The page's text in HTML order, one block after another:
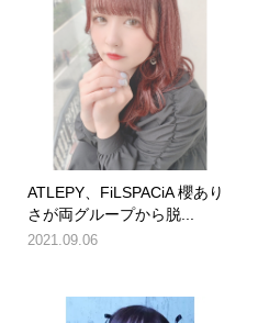
ATLEPY、FiLSPACiA 櫻あり
さが両グループから脱...
2021.09.06